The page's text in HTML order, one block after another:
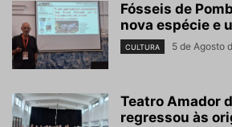
Fósseis de
nova espécie e
CULTURA 5 de Agosto
Teatro Amador
regressou às